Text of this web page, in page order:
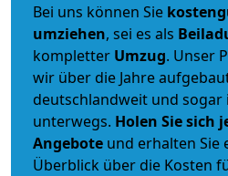
Bei uns können Sie
umziehen, sei es als
kompletter Umzug. Unser
wir über die Jahre
deutschlandweit und
unterwegs. Holen Sie sich
Angebote und erhalten Sie
Überblick über die Kosten